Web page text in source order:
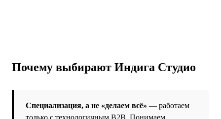
Почему выбирают Индига Студио
Специализация, а не «делаем всё» — работаем